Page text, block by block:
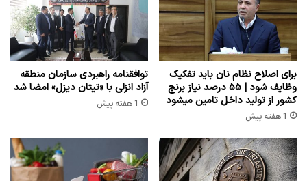
برای اصلاح نظام نان باید تفکیک
وظایف شود | ۵۵ درصد نیاز برنج
کشور از تولید داخل تامین میشود
1 هفته پیش
توافقنامه راهبردی سازمان منطقه
آزاد انزلی با «تیتان دیزل» امضا شد
1 هفته پیش